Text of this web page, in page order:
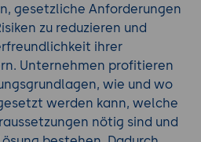
gesetzliche Anforderungen
zu reduzieren und
ihrer
Unternehmen profitieren
wie und wo
werden kann, welche
nötig sind und